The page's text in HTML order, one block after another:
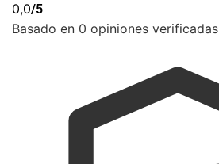
0,0/5
Basado en 0 opiniones verificadas